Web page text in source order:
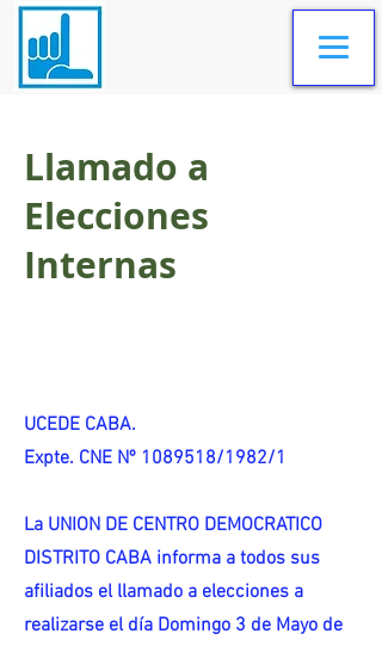
Llamado a
Elecciones
Internas
UCEDE CABA.
Expte. CNE Nº 1089518/1982/1
La UNION DE CENTRO DEMOCRATICO
DISTRITO CABA informa a todos sus
afiliados el llamado a elecciones a
realizarse el día Domingo 3 de Mayo de